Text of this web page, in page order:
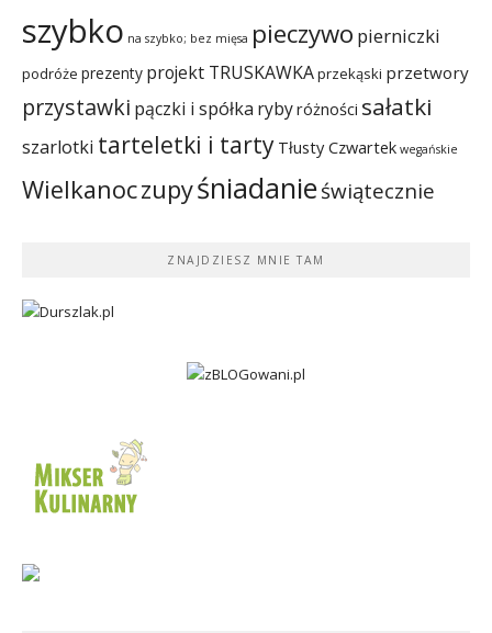
szybko na szybko; bez mięsa pieczywo pierniczki
podróże prezenty projekt TRUSKAWKAprzekąski przetwory
przystawki pączki i spółka rybyróżności sałatki
szarlotki tarteletki i tarty Tłusty Czwartek wegańskie
Wielkanoczupyśniadanieświątecznie
ZNAJDZIESZ MNIE TAM